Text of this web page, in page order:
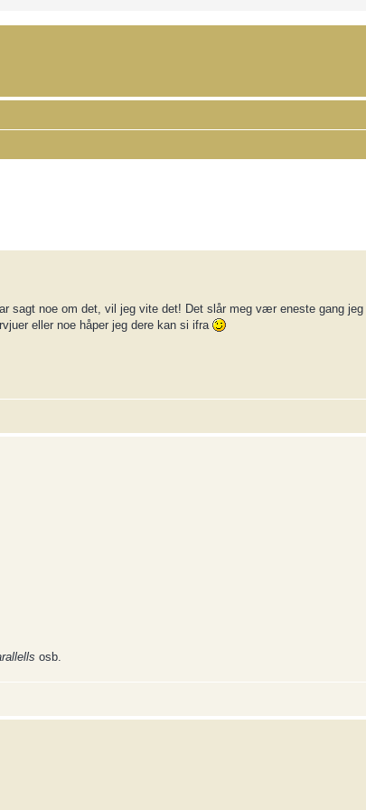
sagt noe om det, vil jeg vite det! Det slår meg vær eneste gang jeg
eller noe håper jeg dere kan si ifra
osb.